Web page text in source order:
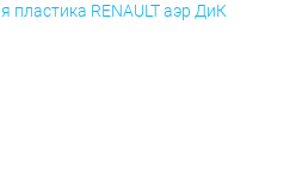
пластика RENAULT аэр ДиК